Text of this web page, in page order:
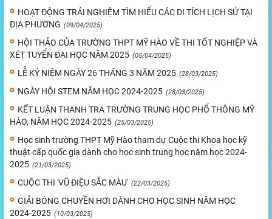
HOẠT ĐỘNG TRẢI NGHIỆM TÌM HIỂU CÁC DI TÍCH LỊCH SỬ TẠI
ĐỊA PHƯƠNG (09/04/2025)
HỘI THẢO CỦA TRƯỜNG THPT MỸ HÀO VỀ THI TỐT NGHIỆP VÀ
XÉT TUYỂN ĐẠI HỌC NĂM 2025 (05/04/2025)
LỄ KỶ NIỆM NGÀY 26 THÁNG 3 NĂM 2025 (28/03/2025)
NGÀY HỘI STEM NĂM HỌC 2024-2025 (28/03/2025)
KẾT LUẬN THANH TRA TRƯỜNG TRUNG HỌC PHỔ THÔNG MỸ
HÀO, NĂM HỌC 2024-2025 (25/03/2025)
Học sinh trường THPT Mỹ Hào tham dự Cuộc thi Khoa học kỹ
thuật cấp quốc gia dành cho học sinh trung học năm học 2024-
2025 (21/03/2025)
CUỘC THI 'VŨ ĐIỆU SẮC MÀU' (22/03/2025)
GIẢI BÓNG CHUYỀN HƠI DÀNH CHO HỌC SINH NĂM HỌC
2024-2025 (10/03/2025)